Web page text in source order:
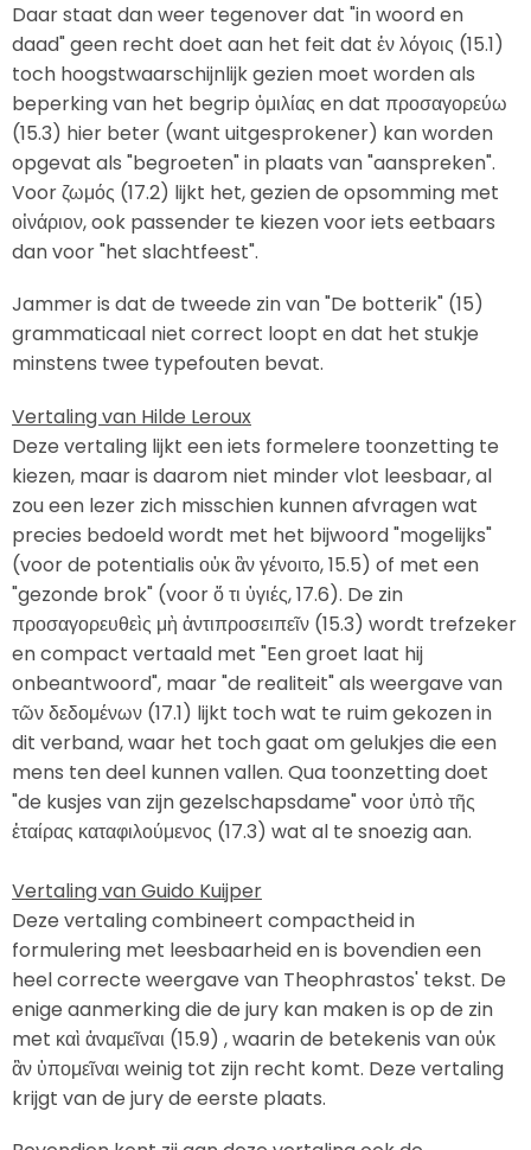
Daar staat dan weer tegenover dat "in woord en
daad" geen recht doet aan het feit dat ἐν λόγοις (15.1)
toch hoogstwaarschijnlijk gezien moet worden als
beperking van het begrip ὁμιλίας en dat προσαγορεύω
(15.3) hier beter (want uitgesprokener) kan worden
opgevat als "begroeten" in plaats van "aanspreken".
Voor ζωμός (17.2) lijkt het, gezien de opsomming met
οἰνάριον, ook passender te kiezen voor iets eetbaars
dan voor "het slachtfeest".
Jammer is dat de tweede zin van "De botterik" (15)
grammaticaal niet correct loopt en dat het stukje
minstens twee typefouten bevat.
Vertaling van Hilde Leroux
Deze vertaling lijkt een iets formelere toonzetting te
kiezen, maar is daarom niet minder vlot leesbaar, al
zou een lezer zich misschien kunnen afvragen wat
precies bedoeld wordt met het bijwoord "mogelijks"
(voor de potentialis οὐκ ἂν γένοιτο, 15.5) of met een
"gezonde brok" (voor ὅ τι ὑγιές, 17.6). De zin
προσαγορευθεὶς μὴ ἀντιπροσειπεῖν (15.3) wordt trefzeker
en compact vertaald met "Een groet laat hij
onbeantwoord", maar "de realiteit" als weergave van
τῶν δεδομένων (17.1) lijkt toch wat te ruim gekozen in
dit verband, waar het toch gaat om gelukjes die een
mens ten deel kunnen vallen. Qua toonzetting doet
"de kusjes van zijn gezelschapsdame" voor ὑπὸ τῆς
ἑταίρας καταφιλούμενος (17.3) wat al te snoezig aan.
Vertaling van Guido Kuijper
Deze vertaling combineert compactheid in
formulering met leesbaarheid en is bovendien een
heel correcte weergave van Theophrastos' tekst. De
enige aanmerking die de jury kan maken is op de zin
met καὶ ἀναμεῖναι (15.9) , waarin de betekenis van οὐκ
ἂν ὑπομεῖναι weinig tot zijn recht komt. Deze vertaling
krijgt van de jury de eerste plaats.